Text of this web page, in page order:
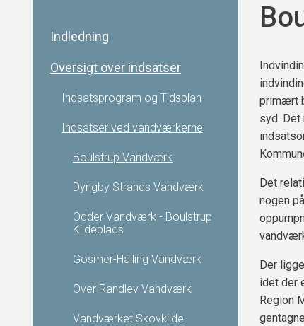
Indledning
Oversigt over indsatser
Indsatsprogram og Tidsplan
Indsatser ved vandværkerne
Boulstrup Vandværk
Dyngby Strands Vandværk
Odder Vandværk - Boulstrup
Kildeplads
Gosmer-Halling Vandværk
Over Randlev Vandværk
Vandværket Skovkilde
primært
syd.
Det
nogen
Der
idet der
Region